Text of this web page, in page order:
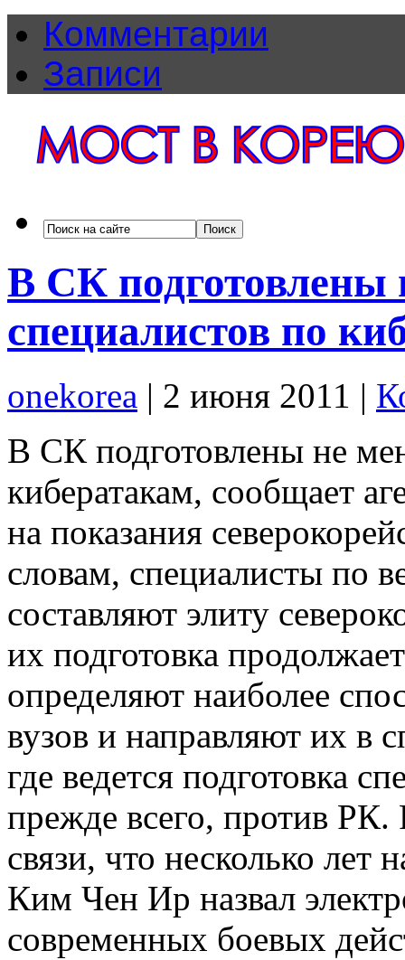
Комментарии
Записи
В СК подготовлены
специалистов по
onekorea | 2 июня 2011 |
В СК подготовлены не
кибератакам, сообщает
на показания
словам, специалисты по
составляют элиту
их подготовка
определяют наиболее
вузов и направляют их в
где ведется подготовка
прежде всего, против РК.
связи, что несколько лет
Ким Чен Ир назвал
современных боевых